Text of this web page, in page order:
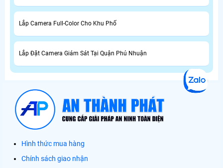
Lắp Camera Full-Color Cho Khu Phố
Lắp Đặt Camera Giám Sát Tại Quận Phú Nhuận
Hình thức mua hàng
Chính sách giao nhận